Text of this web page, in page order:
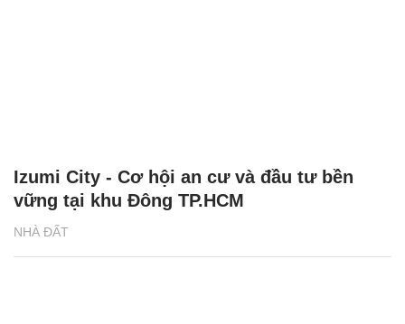
NHÀ ĐẤT
Izumi City - Cơ hội an cư và đầu tư bền
vững tại khu Đông TP.HCM